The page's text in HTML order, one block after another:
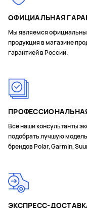
ОФИЦИАЛЬНАЯ
Мы являемся
продукция в магазине
гарантией в России.
Все наши консультанты
подобрать лучшую
брендов Polar, Garmin,
ЭКСПРЕСС-